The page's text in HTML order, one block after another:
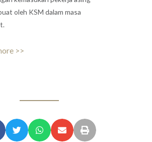
oleh KSM dalam masa
>>